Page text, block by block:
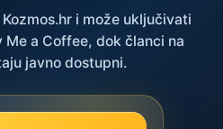
i može uključivati
a Coffee, dok članci na
javno dostupni.